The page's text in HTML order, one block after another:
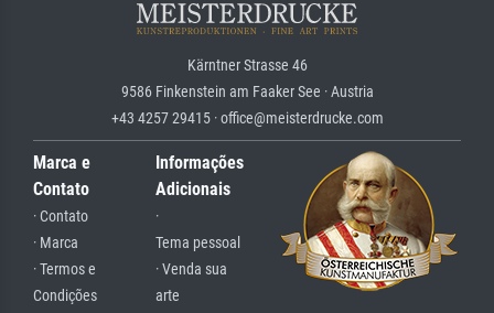
Kärntner Strasse 46
9586 Finkenstein am Faaker See · Austria
+43 4257 29415 · office@meisterdrucke.com
Marca e
Contato
· Contato
· Marca
· Termos e
Condições
Informações
Adicionais
·
Tema pessoal
· Venda sua
arte